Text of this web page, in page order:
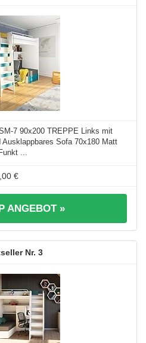
7 90x200 TREPPE Links mit
Sofa 70x180 Matt
Funkt ...
€
ANGEBOT »
3